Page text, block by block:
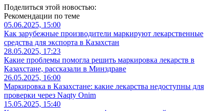
Поделиться этой новостью:
Рекомендации по теме
05.06.2025, 15:00
Как зарубежные производители маркируют лекарственные
средства для экспорта в Казахстан
28.05.2025, 17:23
Какие проблемы помогла решить маркировка лекарств в
Казахстане, рассказали в Минздраве
26.05.2025, 16:00
Маркировка в Казахстане: какие лекарства недоступны для
проверки через Naqty Onim
15.05.2025, 15:40